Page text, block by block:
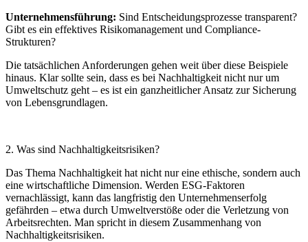
Unternehmensführung: Sind Entscheidungsprozesse transparent?
Gibt es ein effektives Risikomanagement und Compliance-
Strukturen?
Die tatsächlichen Anforderungen gehen weit über diese Beispiele
hinaus. Klar sollte sein, dass es bei Nachhaltigkeit nicht nur um
Umweltschutz geht – es ist ein ganzheitlicher Ansatz zur Sicherung
von Lebensgrundlagen.
2. Was sind Nachhaltigkeitsrisiken?
Das Thema Nachhaltigkeit hat nicht nur eine ethische, sondern auch
eine wirtschaftliche Dimension. Werden ESG-Faktoren
vernachlässigt, kann das langfristig den Unternehmenserfolg
gefährden – etwa durch Umweltverstöße oder die Verletzung von
Arbeitsrechten. Man spricht in diesem Zusammenhang von
Nachhaltigkeitsrisiken.